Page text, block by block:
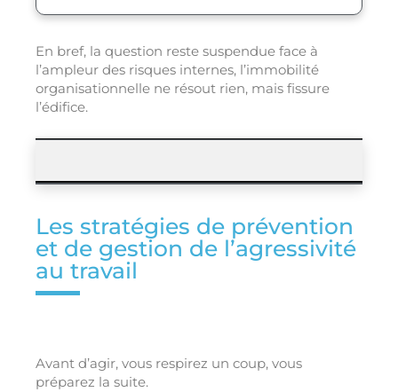
En bref, la question reste suspendue face à
l’ampleur des risques internes, l’immobilité
organisationnelle ne résout rien, mais fissure
l’édifice.
Les stratégies de prévention
et de gestion de l’agressivité
au travail
Avant d’agir, vous respirez un coup, vous
préparez la suite.